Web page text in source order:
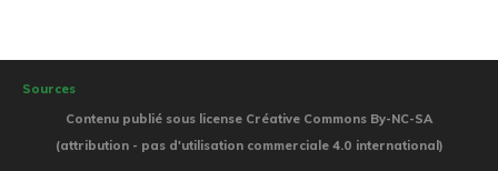
Sources
Contenu publié sous license Créative Commons By-NC-SA
(attribution - pas d'utilisation commerciale 4.0 international)